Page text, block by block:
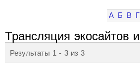
А Б В Г
Трансляция экосайтов
Результаты 1 - 3 из 3